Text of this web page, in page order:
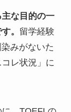
な目的の一
。 留学経験
みがないた
レ状況」に